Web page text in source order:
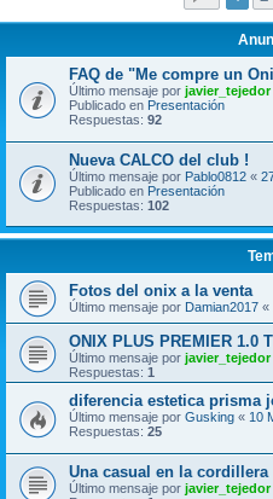
FAQ de "Me compre un
Último mensaje por javier_tejedor
Publicado en Presentación
Respuestas: 92
Nueva CALCO del club !
Último mensaje por Pablo0812 «
Publicado en Presentación
Respuestas: 102
Fotos del onix a la venta
Último mensaje por Damian2017 «
ONIX PLUS PREMIER 1.0
Último mensaje por javier_tejedor
Respuestas: 1
diferencia estetica prisma
Último mensaje por Gusking « 10
Respuestas: 25
Una casual en la cordillera
Último mensaje por javier_tejedor